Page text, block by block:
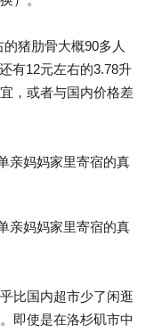
猪肋骨大概90多人
有12元左右的3.78升
，或者与国内价格差
比国内超市少了闲逛
即使是在洛杉矶市中